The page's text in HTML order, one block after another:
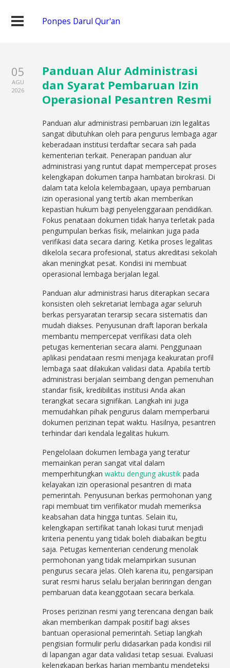
Ponpes Darul Qur'an
05
AGU
2026
Panduan Alur Administrasi
dan Syarat Pembaruan Izin
Operasional Pesantren Resmi
Panduan alur administrasi pembaruan izin legalitas
sangat dibutuhkan oleh para pengurus lembaga agar
keberadaan institusi terdaftar secara sah pada
kementerian terkait. Penerapan panduan alur
administrasi yang runtut dapat mempercepat proses
kelengkapan dokumen tanpa hambatan birokrasi. Di
dalam tata kelola kelembagaan, upaya pembaruan
izin operasional yang tertib akan memberikan
kepastian hukum bagi penyelenggaraan pendidikan.
Fokus penataan dokumen tidak hanya terletak pada
pengumpulan berkas fisik, melainkan juga pada
verifikasi data secara daring. Ketika proses legalitas
dikelola secara profesional, status akreditasi sekolah
akan meningkat pesat. Kondisi ini membuat
operasional lembaga berjalan legal.
Panduan alur administrasi harus diterapkan secara
konsisten oleh sekretariat lembaga agar seluruh
berkas persyaratan terarsip secara sistematis dan
mudah diakses. Penyusunan draft laporan berkala
membantu mempercepat verifikasi data oleh
petugas kementerian secara alami. Penggunaan
aplikasi pendataan resmi menjaga keakuratan profil
lembaga saat dilakukan validasi data. Apabila tertib
administrasi berjalan seimbang dengan pemenuhan
standar fisik, kredibilitas institusi Anda akan
terangkat secara signifikan. Langkah ini juga
memudahkan pihak pengurus dalam memperbarui
dokumen perizinan tepat waktu. Hasilnya, pesantren
terhindar dari kendala legalitas hukum.
Pengelolaan dokumen lembaga yang teratur
memainkan peran sangat vital dalam
memperhitungkanwaktu dengung akustik pada
kelayakan izin operasional pesantren di mata
pemerintah. Penyusunan berkas permohonan yang
rapi membuat tim verifikator mudah memeriksa
keabsahan data hingga tuntas. Selain itu,
kelengkapan sertifikat tanah lokasi turut menjadi
kriteria penentu yang tidak boleh diabaikan begitu
saja. Petugas kementerian cenderung menolak
permohonan yang tidak melampirkan susunan
pengurus secara jelas. Oleh karena itu, pengarsipan
surat resmi harus selalu berjalan beriringan dengan
pembaruan data keanggotaan secara berkala.
Proses perizinan resmi yang terencana dengan baik
akan memberikan dampak positif bagi akses
bantuan operasional pemerintah. Setiap langkah
pengisian formulir perlu didasarkan pada kondisi riil
di lapangan agar data validasi tetap sesuai. Evaluasi
kelengkapan berkas harian membantu mendeteksi